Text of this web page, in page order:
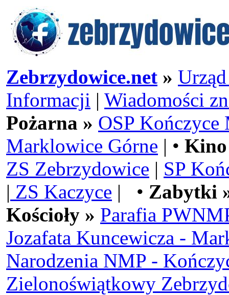
Zebrzydowice.net »
Informacji | Wiadomości
Pożarna » OSP Kończyce
Marklowice Górne | •
ZS Zebrzydowice | SP
| ZS Kaczyce | • Zabytki
Kościoły » Parafia
Jozafata Kuncewicza -
Narodzenia NMP -
Zielonoświątkowy